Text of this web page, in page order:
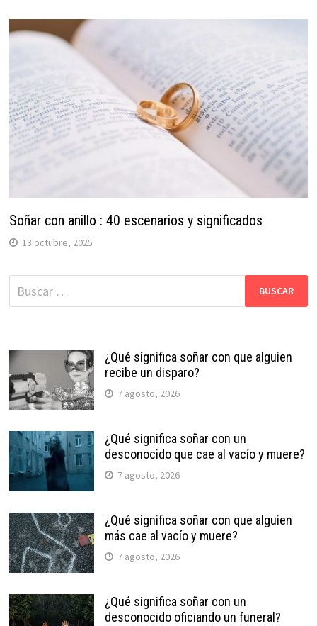
Soñar con anillo : 40 escenarios y significados
13 octubre, 2025
Buscar:
¿Qué significa soñar con que alguien
recibe un disparo?
7 agosto, 2026
¿Qué significa soñar con un
desconocido que cae al vacío y muere?
7 agosto, 2026
¿Qué significa soñar con que alguien
más cae al vacío y muere?
7 agosto, 2026
¿Qué significa soñar con un
desconocido oficiando un funeral?